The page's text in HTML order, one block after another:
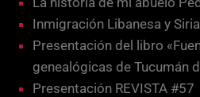
Inmigración Libanesa y
Presentación del libro
genealógicas de Tucumán
Presentación REVISTA #57